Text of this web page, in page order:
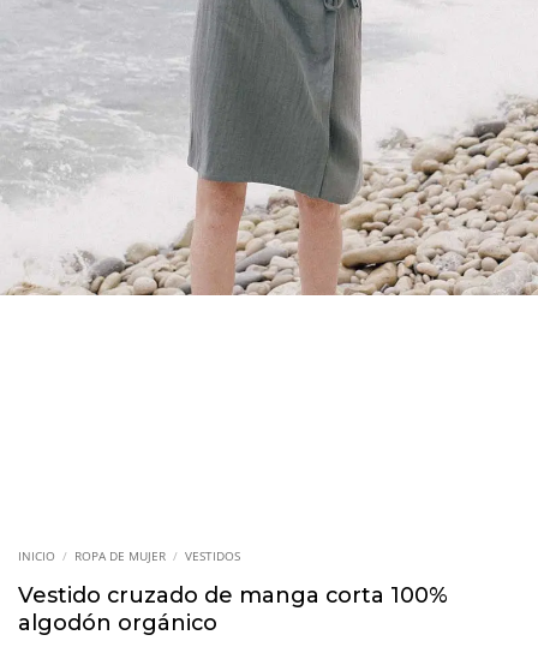
INICIO / ROPA DE MUJER / VESTIDOS
Vestido cruzado de manga corta 100%
algodón orgánico